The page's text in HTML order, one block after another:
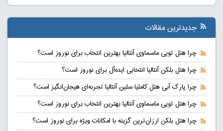
جدیدترین مقالات
چرا هتل تویی ماسماوی آنتالیا بهترین انتخاب برای نوروز است؟
چرا هتل بلکن آنتالیا انتخابی ایده‌آل برای نوروز است؟
چرا پارک آبی هتل کاملیا سلین آنتالیا تجربه‌ای هیجان‌انگیز است؟
چرا هتل تویی ماسماوی آنتالیا بهترین انتخاب برای نوروز است؟
چرا هتل بلکن ارزان‌ترین گزینه با امکانات ویژه برای نوروز است؟